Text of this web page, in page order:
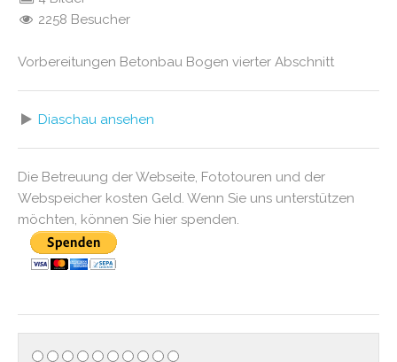
2258 Besucher
Vorbereitungen Betonbau Bogen vierter Abschnitt
Diaschau ansehen
Die Betreuung der Webseite, Fototouren und der
Webspeicher kosten Geld. Wenn Sie uns unterstützen
möchten, können Sie hier spenden.